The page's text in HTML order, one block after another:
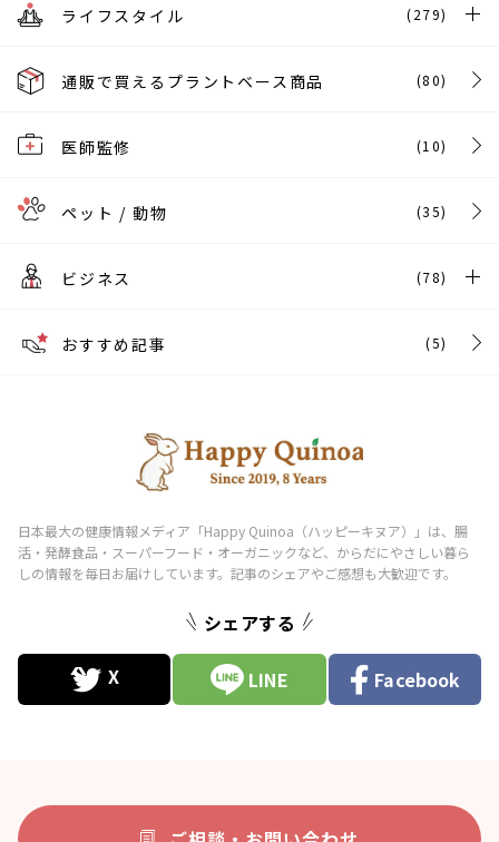
ライフスタイル (279)
通販で買えるプラントベース商品 (80)
医師監修 (10)
ペット / 動物 (35)
ビジネス (78)
おすすめ記事 (5)
シェアする
LINE Facebook